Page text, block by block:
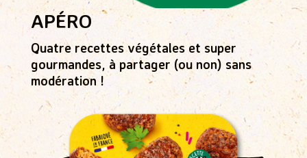
APÉRO
Quatre recettes végétales et super
gourmandes, à partager (ou non) sans
modération !